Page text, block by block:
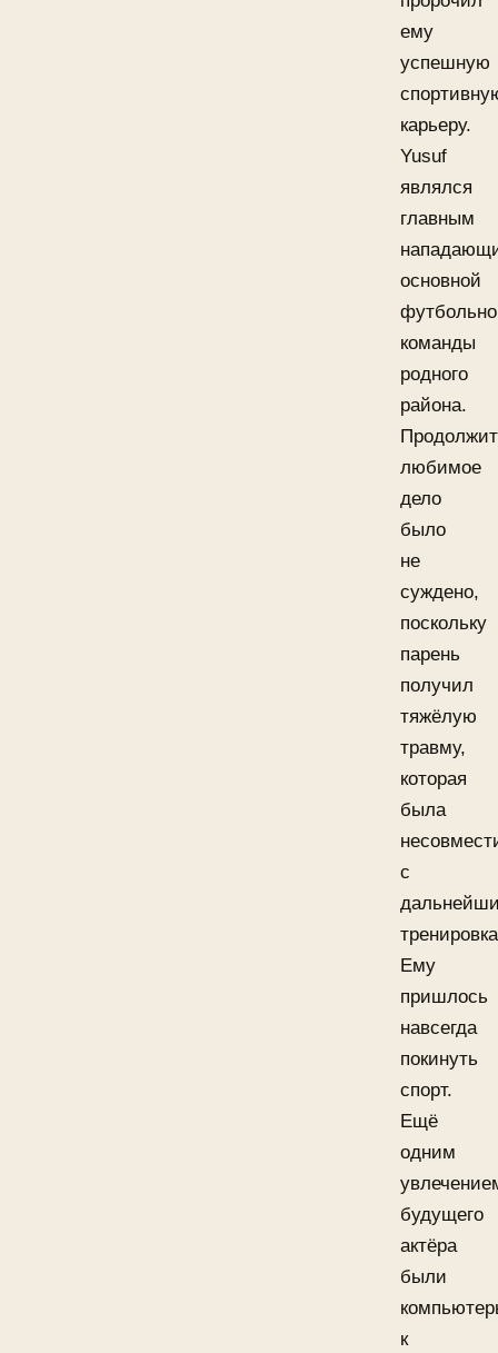
ему
успешную
карьеру.
Yusuf
являлся
главным
основной
команды
родного
района.
любимое
дело
было
не
суждено,
поскольку
парень
получил
тяжёлую
травму,
которая
была
с
Ему
пришлось
навсегда
покинуть
спорт.
Ещё
одним
будущего
актёра
были
к